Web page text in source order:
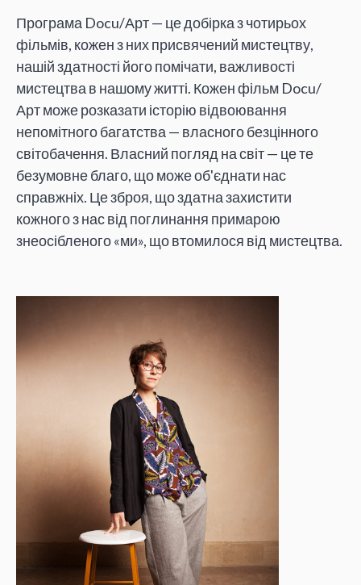
Програма Docu/Арт — це добірка з чотирьох
фільмів, кожен з них присвячений мистецтву,
нашій здатності його помічати, важливості
мистецтва в нашому житті. Кожен фільм Docu/
Арт може розказати історію відвоювання
непомітного багатства — власного безцінного
світобачення. Власний погляд на світ — це те
безумовне благо, що може об'єднати нас
справжніх. Це зброя, що здатна захистити
кожного з нас від поглинання примарою
знеосібленого «ми», що втомилося від мистецтва.